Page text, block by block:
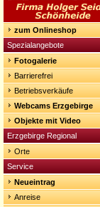
zum Onlineshop
Spezialangebote
Fotogalerie
Barrierefrei
Betriebsverkäufe
Webcams Erzgebirge
Objekte mit Video
Erzgebirge Regional
Orte
Service
Neueintrag
Anreise